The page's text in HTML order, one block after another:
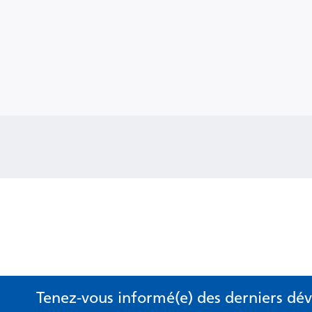
Tenez-vous informé(e) des derniers